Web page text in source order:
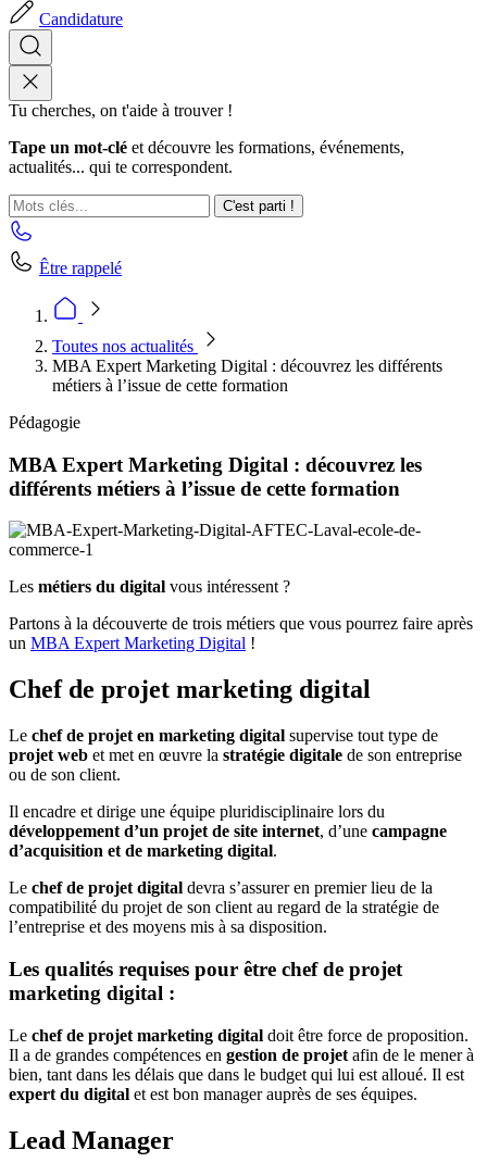
Candidature
Tu cherches, on t'aide à trouver !
Tape un mot-clé et découvre les formations, événements,
actualités... qui te correspondent.
C'est parti !
Être rappelé
Toutes nos actualités
MBA Expert Marketing Digital : découvrez les différents
métiers à l’issue de cette formation
Pédagogie
MBA Expert Marketing Digital : découvrez les
différents métiers à l’issue de cette formation
Les métiers du digital vous intéressent ?
Partons à la découverte de trois métiers que vous pourrez faire après
un MBA Expert Marketing Digital !
Chef de projet marketing digital
Le chef de projet en marketing digital supervise tout type de
projet web et met en œuvre la stratégie digitale de son entreprise
ou de son client.
Il encadre et dirige une équipe pluridisciplinaire lors du
développement d’un projet de site internet, d’une campagne
d’acquisition et de marketing digital.
Le chef de projet digital devra s’assurer en premier lieu de la
compatibilité du projet de son client au regard de la stratégie de
l’entreprise et des moyens mis à sa disposition.
Les qualités requises pour être chef de projet
marketing digital :
Le chef de projet marketing digital doit être force de proposition.
Il a de grandes compétences en gestion de projet afin de le mener à
bien, tant dans les délais que dans le budget qui lui est alloué. Il est
expert du digital et est bon manager auprès de ses équipes.
Lead Manager